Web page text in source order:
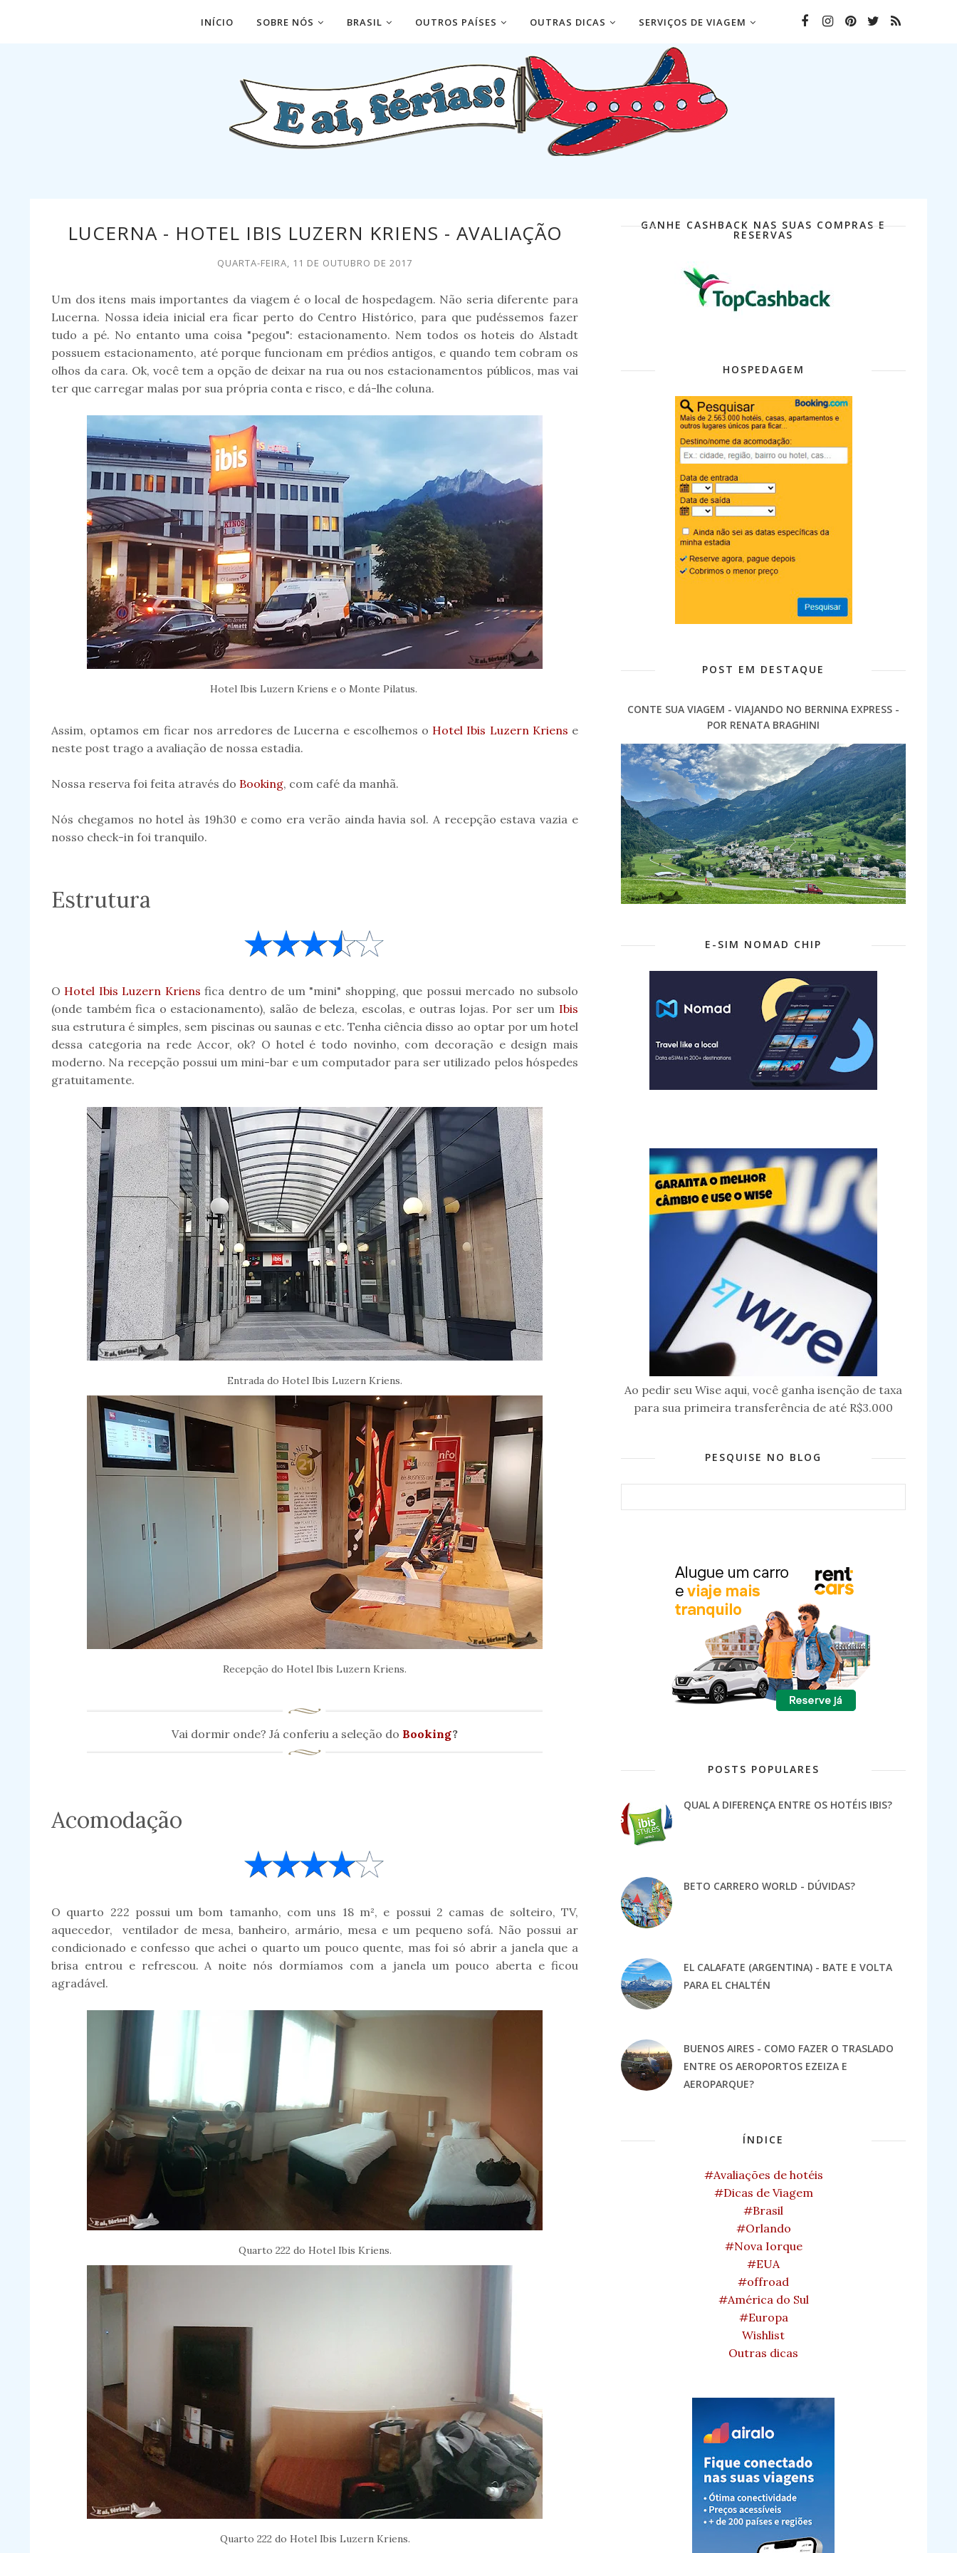
INÍCIO SOBRE NÓS BRASIL OUTROS PAÍSES OUTRAS DICAS SERVIÇOS DE VIAGEM
LUCERNA - HOTEL IBIS LUZERN KRIENS - AVALIAÇÃO
QUARTA-FEIRA, 11 DE OUTUBRO DE 2017
Um dos itens mais importantes da viagem é o local de hospedagem. Não seria diferente para
Lucerna. Nossa ideia inicial era ficar perto do Centro Histórico, para que pudéssemos fazer
tudo a pé. No entanto uma coisa "pegou": estacionamento. Nem todos os hoteis do Alstadt
possuem estacionamento, até porque funcionam em prédios antigos, e quando tem cobram os
olhos da cara. Ok, você tem a opção de deixar na rua ou nos estacionamentos públicos, mas vai
ter que carregar malas por sua própria conta e risco, e dá-lhe coluna.
Hotel Ibis Luzern Kriens e o Monte Pilatus.
Assim, optamos em ficar nos arredores de Lucerna e escolhemos o Hotel Ibis Luzern Kriens e
neste post trago a avaliação de nossa estadia.
Nossa reserva foi feita através do Booking, com café da manhã.
Nós chegamos no hotel às 19h30 e como era verão ainda havia sol. A recepção estava vazia e
nosso check-in foi tranquilo.
Estrutura
O Hotel Ibis Luzern Kriens fica dentro de um "mini" shopping, que possui mercado no subsolo
(onde também fica o estacionamento), salão de beleza, escolas, e outras lojas. Por ser um Ibis
sua estrutura é simples, sem piscinas ou saunas e etc. Tenha ciência disso ao optar por um hotel
dessa categoria na rede Accor, ok? O hotel é todo novinho, com decoração e design mais
moderno. Na recepção possui um mini-bar e um computador para ser utilizado pelos hóspedes
gratuitamente.
Entrada do Hotel Ibis Luzern Kriens.
Recepção do Hotel Ibis Luzern Kriens.
Vai dormir onde? Já conferiu a seleção do Booking?
Acomodação
O quarto 222 possui um bom tamanho, com uns 18 m², e possui 2 camas de solteiro, TV,
aquecedor, ventilador de mesa, banheiro, armário, mesa e um pequeno sofá. Não possui ar
condicionado e confesso que achei o quarto um pouco quente, mas foi só abrir a janela que a
brisa entrou e refrescou. A noite nós dormíamos com a janela um pouco aberta e ficou
agradável.
Quarto 222 do Hotel Ibis Kriens.
Quarto 222 do Hotel Ibis Luzern Kriens.
GANHE CASHBACK NAS SUAS COMPRAS E
RESERVAS
HOSPEDAGEM
POST EM DESTAQUE
CONTE SUA VIAGEM - VIAJANDO NO BERNINA EXPRESS -
POR RENATA BRAGHINI
E-SIM NOMAD CHIP
Ao pedir seu Wise aqui, você ganha isenção de taxa
para sua primeira transferência de até R$3.000
PESQUISE NO BLOG
POSTS POPULARES
QUAL A DIFERENÇA ENTRE OS HOTÉIS IBIS?
BETO CARRERO WORLD - DÚVIDAS?
EL CALAFATE (ARGENTINA) - BATE E VOLTA
PARA EL CHALTÉN
BUENOS AIRES - COMO FAZER O TRASLADO
ENTRE OS AEROPORTOS EZEIZA E
AEROPARQUE?
ÍNDICE
#Avaliações de hotéis
#Dicas de Viagem
#Brasil
#Orlando
#Nova Iorque
#EUA
#offroad
#América do Sul
#Europa
Wishlist
Outras dicas